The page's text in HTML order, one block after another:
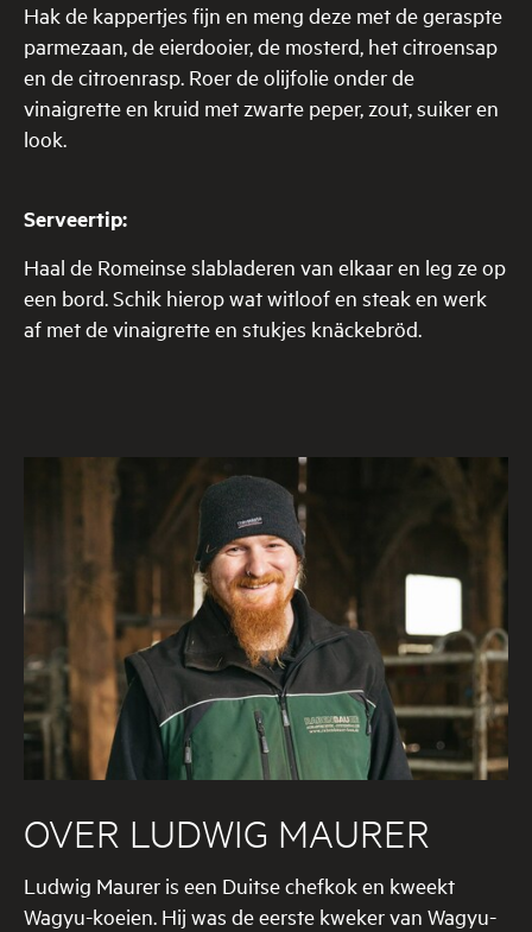
Hak de kappertjes fijn en meng deze met de geraspte
parmezaan, de eierdooier, de mosterd, het citroensap
en de citroenrasp. Roer de olijfolie onder de
vinaigrette en kruid met zwarte peper, zout, suiker en
look.
Serveertip:
Haal de Romeinse slabladeren van elkaar en leg ze op
een bord. Schik hierop wat witloof en steak en werk
af met de vinaigrette en stukjes knäckebröd.
OVER LUDWIG MAURER
Ludwig Maurer is een Duitse chefkok en kweekt
Wagyu-koeien. Hij was de eerste kweker van Wagyu-